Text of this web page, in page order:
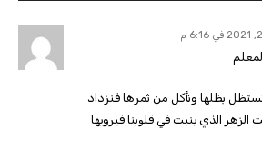
بظلها ونأكل من ثمرها فنزداد
الزهر الذي ينبت في قلوبنا فيرويها